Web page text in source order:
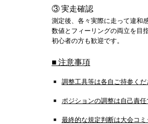
③ 実走確認
測定後、各々実際に走って違和
数値とフィーリングの両立を目指
初心者の方も歓迎です。
■ 注意事項
調整工具等は各自ご持参く
ポジションの調整は自己責
最終的な規定判断は大会コ